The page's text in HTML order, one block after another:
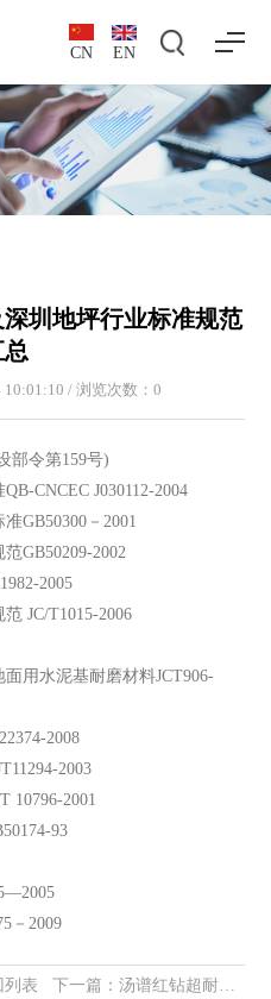
CN EN
圳地坪行业标准规范
总
/ 浏览次数： 0
部令第159号)
CNCEC J030112-2004
GB50300－2001
GB50209-2002
2005
JC/T1015-2006
用水泥基耐磨材料JCT906-
2008
2003
10796-2001
93
－2009
列表 下一篇：汤谱红钻超耐磨地下停车场环氧地坪引领超耐磨品质